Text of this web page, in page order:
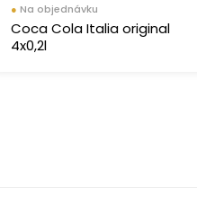
● Na objednávku
Coca Cola Italia original
4x0,2l